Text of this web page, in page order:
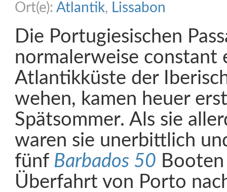
Ort(e): Atlantik, Lissabon
Die Portugiesischen
normalerweise constant
Atlantikküste der
wehen, kamen heuer
Spätsommer. Als sie
waren sie unerbittlich
fünf Barbados 50
Überfahrt von Porto